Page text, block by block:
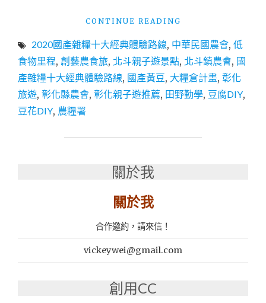
CONTINUE READING
旅
遊
國
產
2020國產雜糧十大經典體驗路線, 中華民國農會, 低
食物里程, 創藝農食旅, 北斗親子遊景點, 北斗鎮農會, 國
產雜糧十大經典體驗路線, 國產黃豆, 大糧倉計畫, 彰化
旅遊, 彰化縣農會, 彰化親子遊推薦, 田野勤學, 豆腐DIY,
豆花DIY, 農糧署
關於我
關於我
合作邀約，請來信！
vickeywei@gmail.com
創用CC